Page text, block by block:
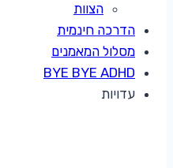
הצוות
הדרכה חינמית
מסלול המאמנים
BYE BYE ADHD
עדויות